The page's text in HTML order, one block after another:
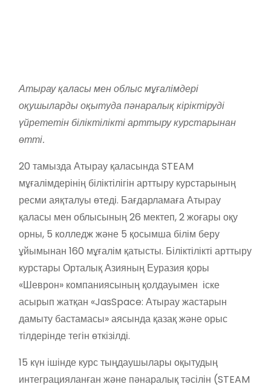
Атырау қаласы мен облыс мұғалімдері
оқушыларды оқытуда пәнаралық кіріктіруді
үйрететін біліктілікті арттыру курстарынан
өтті.
20 тамызда Атырау қаласында STEAM
мұғалімдерінің біліктілігін арттыру курстарының
ресми аяқталуы өтеді. Бағдарламаға Атырау
қаласы мен облысының 26 мектеп, 2 жоғары оқу
орны, 5 колледж және 5 қосымша білім беру
ұйымынан 160 мұғалім қатысты. Біліктілікті арттыру
курстары Орталық Азияның Еуразия қоры
«Шеврон» компаниясының қолдауымен іске
асырып жатқан «JasSpace: Атырау жастарын
дамыту бастамасы» аясында қазақ және орыс
тілдерінде тегін өткізілді.
15 күн ішінде курс тыңдаушылары оқытудың
интеграцияланған және пәнаралық тәсілін (STEAM